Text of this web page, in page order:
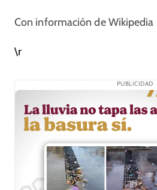
Con información de Wikipedia
\r
PUBLICIDAD